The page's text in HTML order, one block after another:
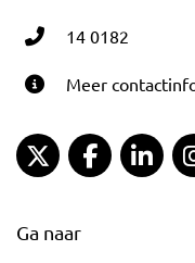
14 0182
Meer
Gemeente
Ga naar